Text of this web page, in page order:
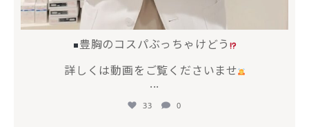
豊胸のコスパぶっちゃけどう
詳しくは動画をご覧くださいませ
...
33 0